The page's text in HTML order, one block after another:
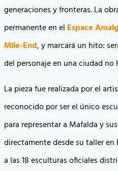
generaciones y fronteras. La
permanente en el Espace
Mile-End, y marcará un hito:
del personaje en una ciudad no
La pieza fue realizada por el
reconocido por ser el único
para representar a Mafalda y
directamente desde su taller en
a las 18 esculturas oficiales